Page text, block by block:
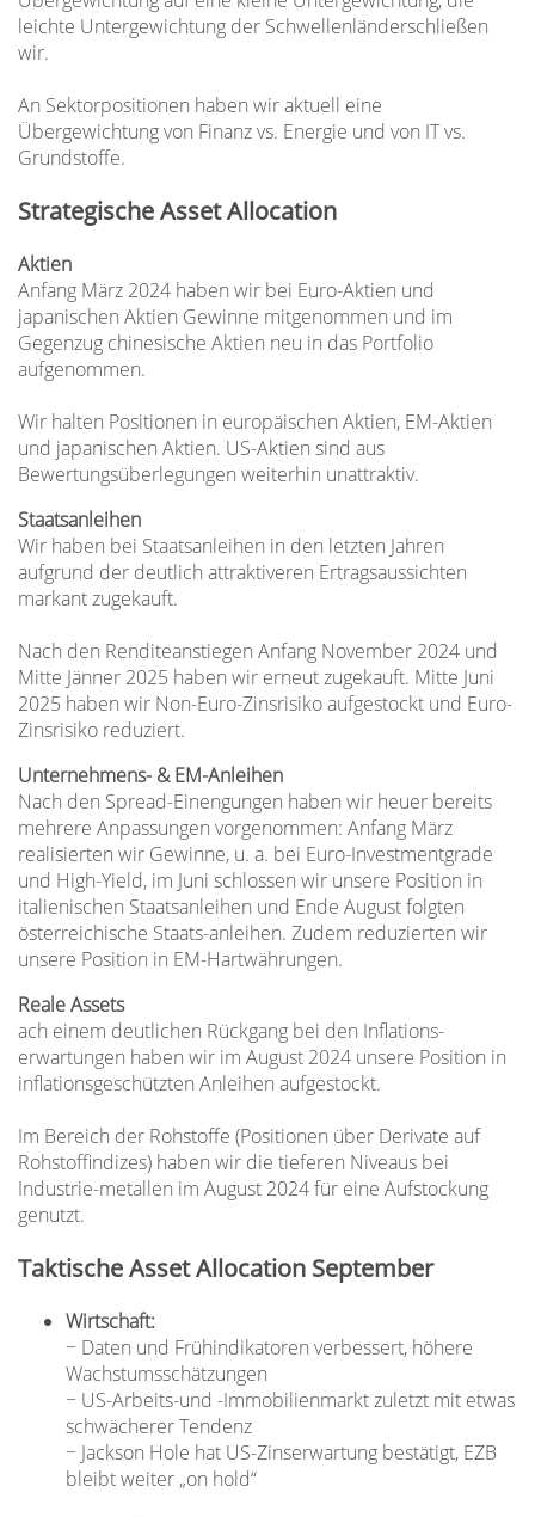
leichte Untergewichtung der Schwellenländerschließen
wir.
An Sektorpositionen haben wir aktuell eine
Übergewichtung von Finanz vs. Energie und von IT vs.
Grundstoffe.
Strategische Asset Allocation
Aktien
Anfang März 2024 haben wir bei Euro-Aktien und
japanischen Aktien Gewinne mitgenommen und im
Gegenzug chinesische Aktien neu in das Portfolio
aufgenommen.
Wir halten Positionen in europäischen Aktien, EM-Aktien
und japanischen Aktien. US-Aktien sind aus
Bewertungsüberlegungen weiterhin unattraktiv.
Staatsanleihen
Wir haben bei Staatsanleihen in den letzten Jahren
aufgrund der deutlich attraktiveren Ertragsaussichten
markant zugekauft.
Nach den Renditeanstiegen Anfang November 2024 und
Mitte Jänner 2025 haben wir erneut zugekauft. Mitte Juni
2025 haben wir Non-Euro-Zinsrisiko aufgestockt und Euro-
Zinsrisiko reduziert.
Unternehmens- & EM-Anleihen
Nach den Spread-Einengungen haben wir heuer bereits
mehrere Anpassungen vorgenommen: Anfang März
realisierten wir Gewinne, u. a. bei Euro-Investmentgrade
und High-Yield, im Juni schlossen wir unsere Position in
italienischen Staatsanleihen und Ende August folgten
österreichische Staats-anleihen. Zudem reduzierten wir
unsere Position in EM-Hartwährungen.
Reale Assets
ach einem deutlichen Rückgang bei den Inflations-
erwartungen haben wir im August 2024 unsere Position in
inflationsgeschützten Anleihen aufgestockt.
Im Bereich der Rohstoffe (Positionen über Derivate auf
Rohstoffindizes) haben wir die tieferen Niveaus bei
Industrie-metallen im August 2024 für eine Aufstockung
genutzt.
Taktische Asset Allocation September
Wirtschaft:
− Daten und Frühindikatoren verbessert, höhere
Wachstumsschätzungen
− US-Arbeits-und -Immobilienmarkt zuletzt mit etwas
schwächerer Tendenz
− Jackson Hole hat US-Zinserwartung bestätigt, EZB
bleibt weiter „on hold“